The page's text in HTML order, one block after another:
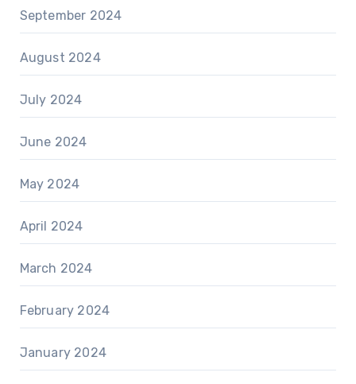
September 2024
August 2024
July 2024
June 2024
May 2024
April 2024
March 2024
February 2024
January 2024